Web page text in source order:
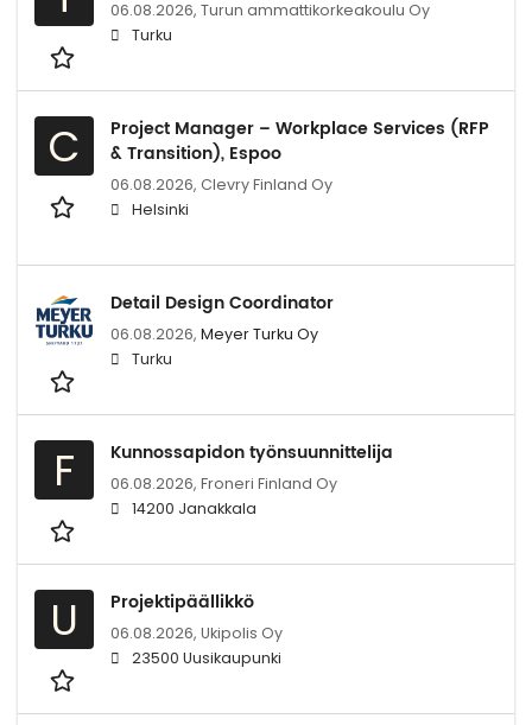
06.08.2026, Turun ammattikorkeakoulu Oy
Turku
C
Project Manager – Workplace Services (RFP
& Transition), Espoo
06.08.2026, Clevry Finland Oy
Helsinki
Detail Design Coordinator
06.08.2026, Meyer Turku Oy
Turku
F Kunnossapidon työnsuunnittelija
06.08.2026, Froneri Finland Oy
14200 Janakkala
U Projektipäällikkö
06.08.2026, Ukipolis Oy
23500 Uusikaupunki